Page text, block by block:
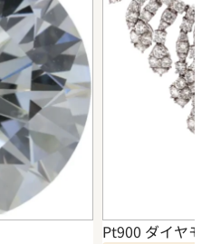
Pt900 ダイヤモ